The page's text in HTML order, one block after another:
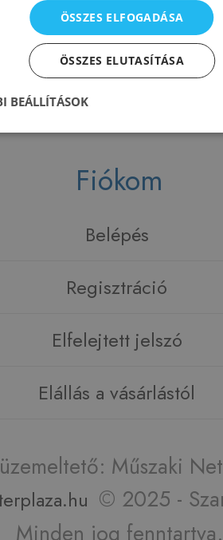
info@szaniterplaza.hu
Fiókom
Belépés
Regisztráció
Elfelejtett jelszó
Elállás a vásárlástól
Műszaki
© 2025 -
Minden jog fenntartva.
ÖSSZES ELFOGADÁSA
ÖSSZES ELUTASÍTÁSA
BEÁLLÍTÁSOK